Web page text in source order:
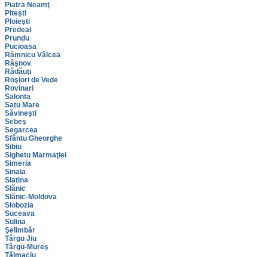
Piatra Neamţ
Piteşti
Ploieşti
Predeal
Prundu
Pucioasa
Râmnicu Vâlcea
Râşnov
Rădăuţi
Roşiori de Vede
Rovinari
Salonta
Satu Mare
Săvineşti
Sebeş
Segarcea
Sfântu Gheorghe
Sibiu
Sighetu Marmaţiei
Simeria
Sinaia
Slatina
Slănic
Slănic-Moldova
Slobozia
Suceava
Sulina
Şelimbăr
Târgu Jiu
Târgu-Mureş
Tălmaciu